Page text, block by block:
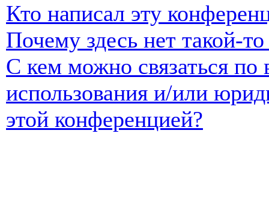
Кто написал эту
Почему здесь нет такой-
С кем можно связаться по
использования и/или
этой конференцией?